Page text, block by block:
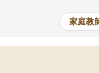
家庭教